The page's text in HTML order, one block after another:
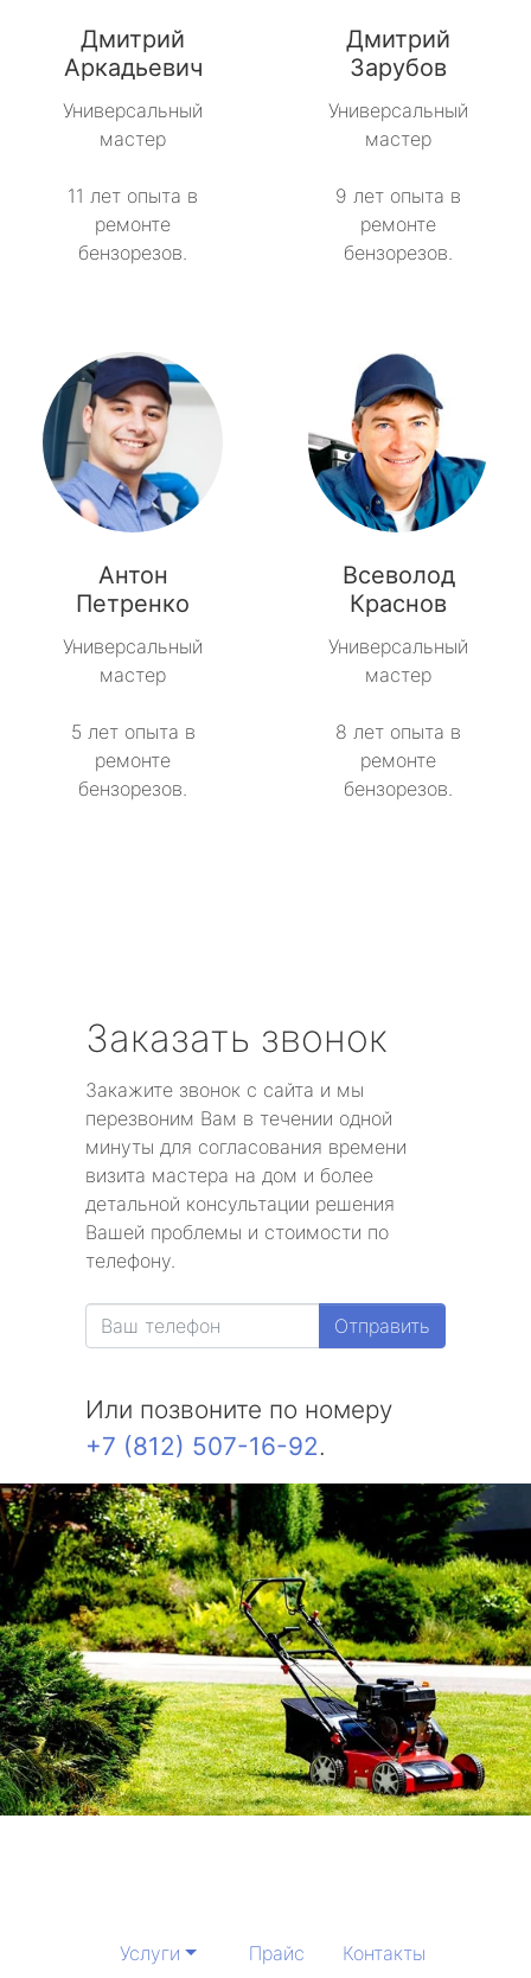
Дмитрий
Аркадьевич
Универсальный
мастер
11 лет опыта в
ремонте
бензорезов.
Дмитрий
Зарубов
Универсальный
мастер
9 лет опыта в
ремонте
бензорезов.
Антон
Петренко
Универсальный
мастер
5 лет опыта в
ремонте
бензорезов.
Всеволод
Краснов
Универсальный
мастер
8 лет опыта в
ремонте
бензорезов.
Заказать звонок
Закажите звонок с сайта и мы
перезвоним Вам в течении одной
минуты для согласования времени
визита мастера на дом и более
детальной консультации решения
Вашей проблемы и стоимости по
телефону.
Отправить
Или позвоните по номеру
+7 (812) 507-16-92.
Услуги Прайс Контакты